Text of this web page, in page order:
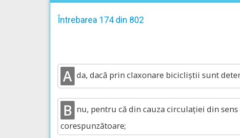
Întrebarea 174 din 802
A da, dacă prin claxonare bicicliștii sunt
B nu, pentru că din cauza circulației din
corespunzătoare;